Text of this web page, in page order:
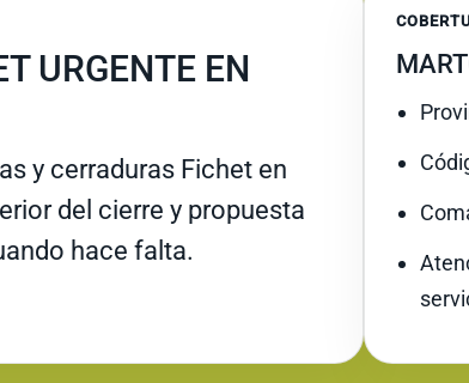
URGENTE EN
y cerraduras Fichet en
del cierre y propuesta
hace falta.